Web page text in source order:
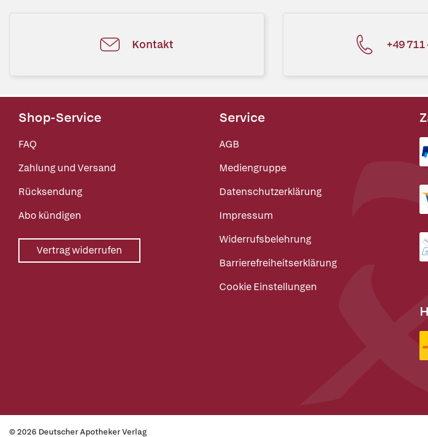
Kontakt +49 711
Shop-Service
FAQ
Zahlung und Versand
Rücksendung
Abo kündigen
Vertrag widerrufen
Service
AGB
Mediengruppe
Datenschutzerklärung
Impressum
Widerrufsbelehrung
Barrierefreiheitserklärung
Cookie Einstellungen
© 2026 Deutscher Apotheker Verlag